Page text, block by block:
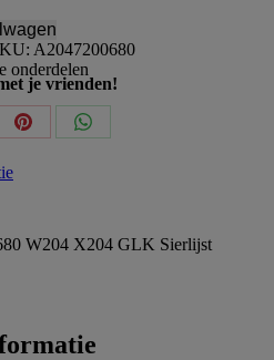
A2047200680
onderdelen
je vrienden!
Share
Share
W204 X204 GLK Sierlijst